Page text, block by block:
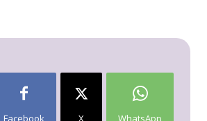
Facebook X WhatsApp